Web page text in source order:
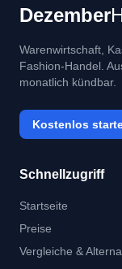
Dezember
Warenwirtschaft,
Fashion-Handel.
monatlich kündbar.
Kostenlos
Schnellzugriff
Startseite
Preise
Vergleiche &